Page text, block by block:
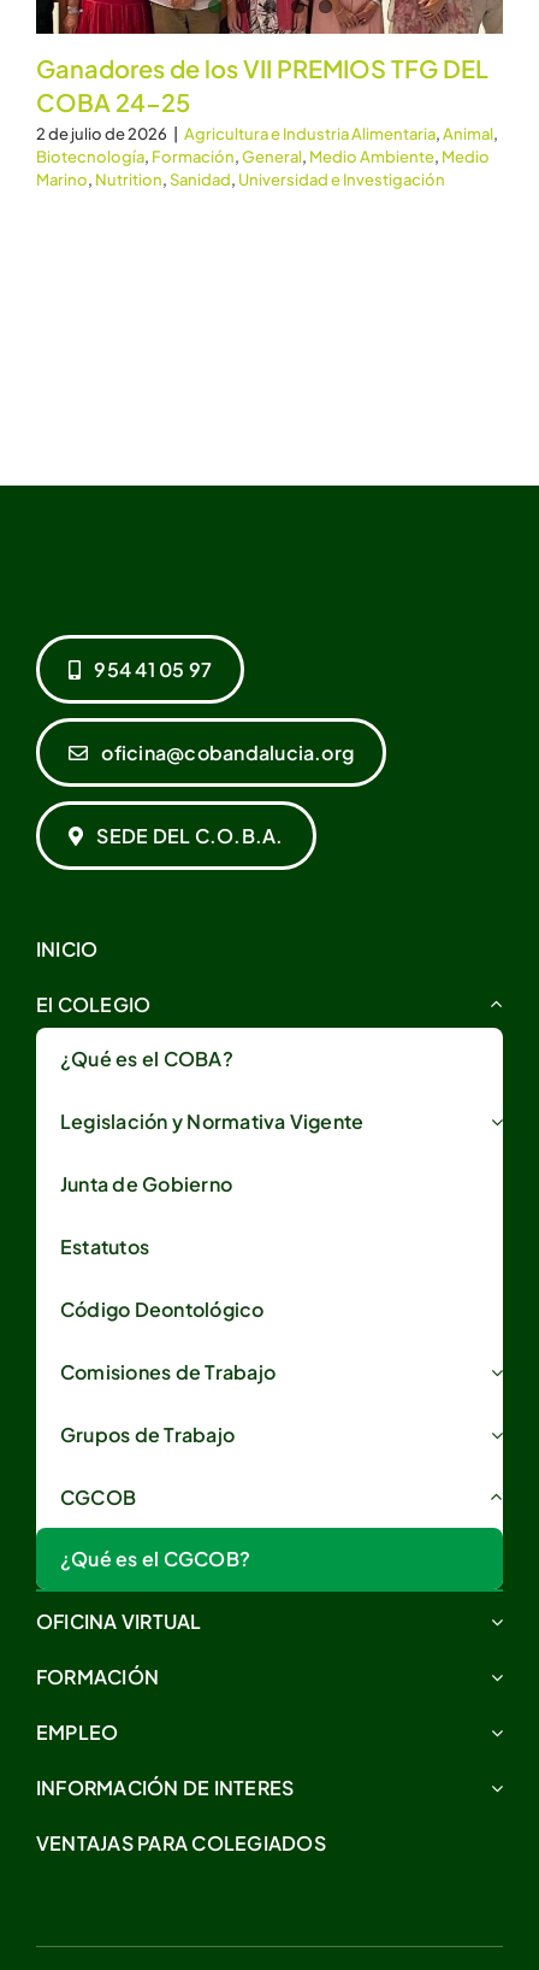
Ganadores de los VII PREMIOS TFG DEL
COBA 24-25
2 de julio de 2026 Agricultura e Industria Alimentaria,Animal,
Biotecnología, Formación,General, Medio Ambiente, Medio
Marino, Nutrition,Sanidad, Universidad e Investigación
954 41 05 97
oficina@cobandalucia.org
SEDE DEL C.O.B.A.
INICIO
El COLEGIO
¿Qué es el COBA?
Legislación y Normativa Vigente
Junta de Gobierno
Estatutos
Código Deontológico
Comisiones de Trabajo
Grupos de Trabajo
CGCOB
¿Qué es el CGCOB?
OFICINA VIRTUAL
FORMACIÓN
EMPLEO
INFORMACIÓN DE INTERES
VENTAJAS PARA COLEGIADOS